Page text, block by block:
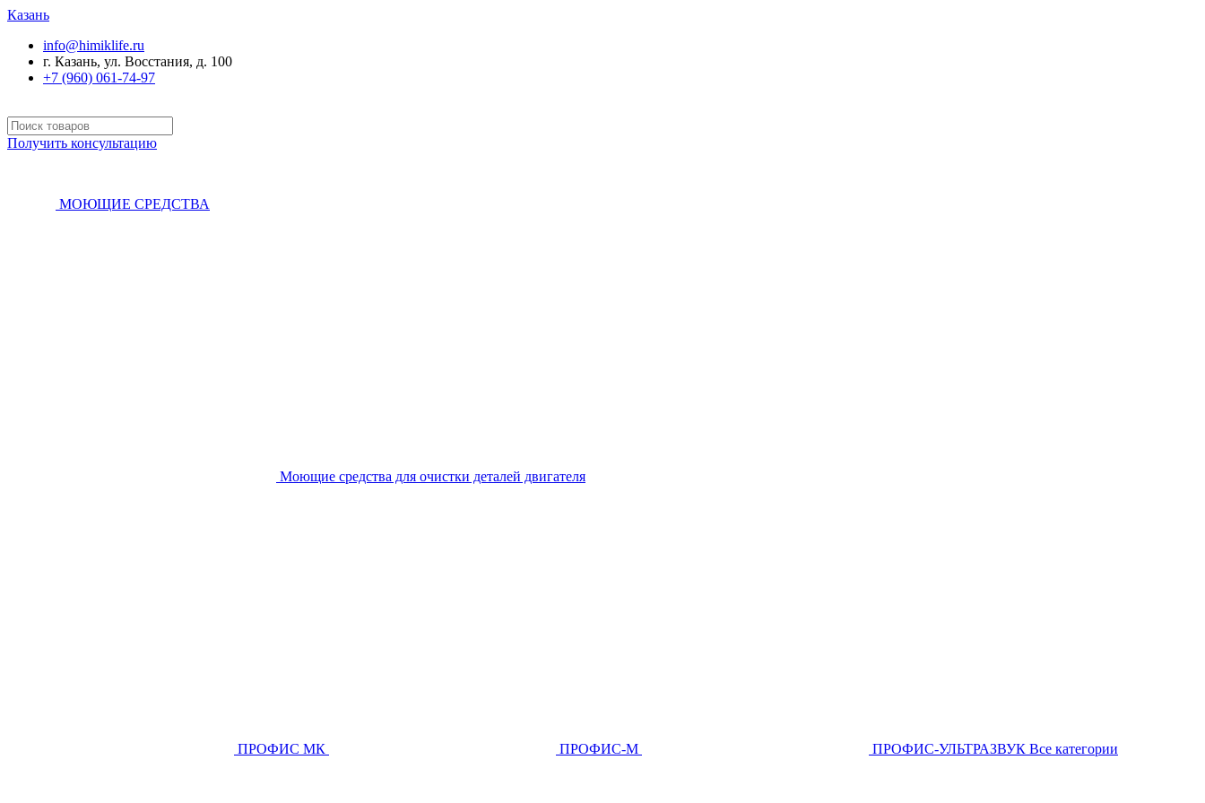
Казань
info@himiklife.ru
г. Казань, ул. Восстания, д. 100
+7 (960) 061-74-97
Получить консультацию
МОЮЩИЕ СРЕДСТВА
Моющие средства для очистки деталей двигателя
ПРОФИС МК ПРОФИС-М ПРОФИС-УЛЬТРАЗВУК Все категории